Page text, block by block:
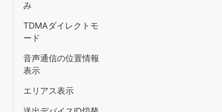
み
TDMAダイレクトモ
ード
音声通信の位置情報
表示
エリアス表示